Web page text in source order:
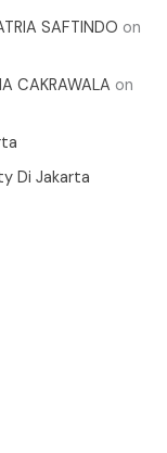
SAFTINDO on
CAKRAWALA on
Di Jakarta